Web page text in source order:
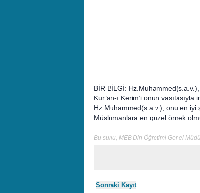
BİR BİLGİ:
Kur’an-ı Kerim’i onun
Hz.Muhammed(s.a.v.), onu en iyi
Müslümanlara en güzel örnek
Bu sunu, MEB Din Öğretimi Genel
Sonraki Kayıt